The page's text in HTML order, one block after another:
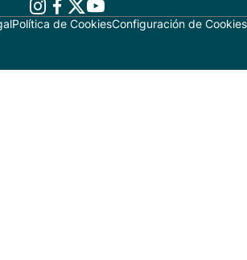
Política de CookiesConfiguración de Cookies